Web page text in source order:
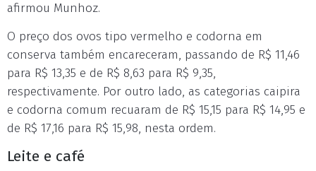
afirmou Munhoz.
O preço dos ovos tipo vermelho e codorna em
conserva também encareceram, passando de R$ 11,46
para R$ 13,35 e de R$ 8,63 para R$ 9,35,
respectivamente. Por outro lado, as categorias caipira
e codorna comum recuaram de R$ 15,15 para R$ 14,95 e
de R$ 17,16 para R$ 15,98, nesta ordem.
Leite e café